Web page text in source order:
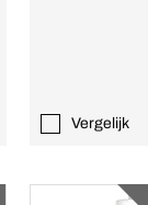
Vergelijk